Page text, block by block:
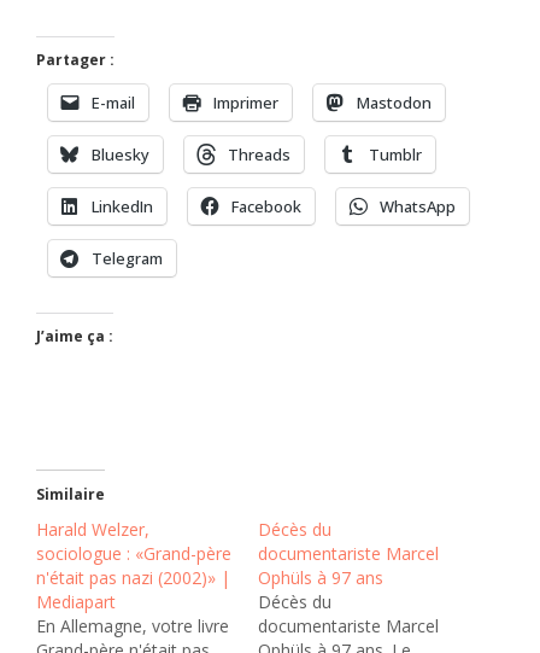
Partager :
E-mail Imprimer Mastodon
Bluesky Threads Tumblr
LinkedIn Facebook WhatsApp
Telegram
J’aime ça :
Similaire
Harald Welzer,
sociologue : «Grand-père
n'était pas nazi (2002)» |
Mediapart
En Allemagne, votre livre
Décès du
documentariste Marcel
Ophüls à 97 ans
Décès du
documentariste Marcel